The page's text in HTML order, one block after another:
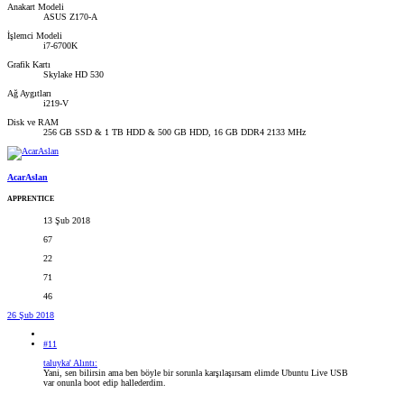
Anakart Modeli
ASUS Z170-A
İşlemci Modeli
i7-6700K
Grafik Kartı
Skylake HD 530
Ağ Aygıtları
i219-V
Disk ve RAM
256 GB SSD & 1 TB HDD & 500 GB HDD, 16 GB DDR4 2133 MHz
AcarAslan
APPRENTICE
13 Şub 2018
67
22
71
46
26 Şub 2018
#11
taluyka' Alıntı:
Yani, sen bilirsin ama ben böyle bir sorunla karşılaşırsam elimde Ubuntu Live USB
var onunla boot edip hallederdim.